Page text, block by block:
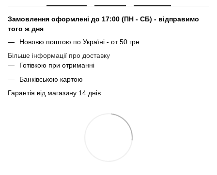
Замовлення оформлені до 17:00 (ПН - СБ) - відправимо
того ж дня
Нововю поштою по Україні - от 50 грн
Більше інформації про доставку
Готівкою при отриманні
Банківською картою
Гарантія від магазину 14 днів